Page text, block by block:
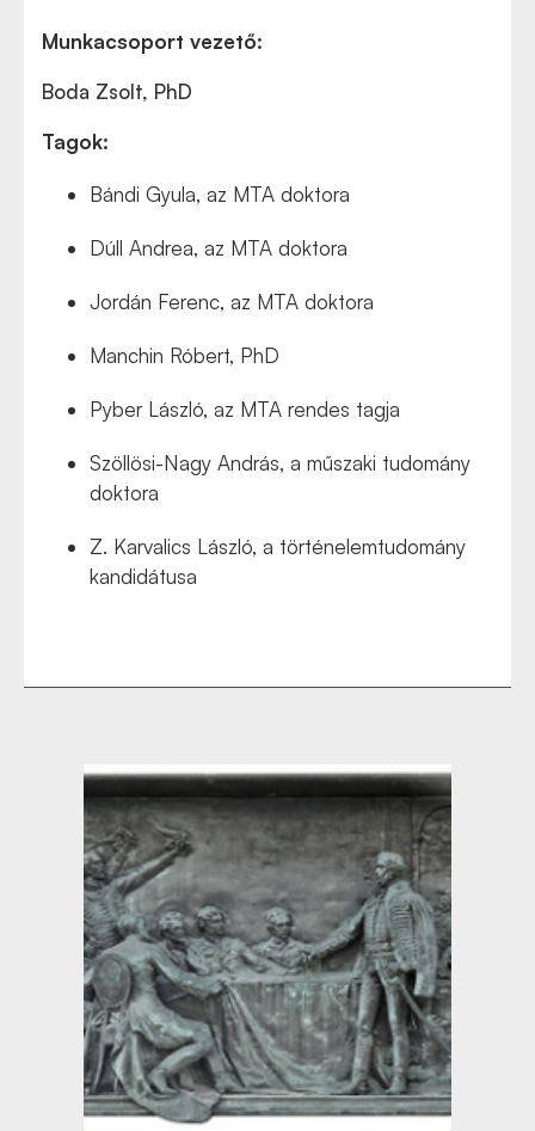
Munkacsoport vezető:
Boda Zsolt, PhD
Tagok:
Bándi Gyula, az MTA doktora
Dúll Andrea, az MTA doktora
Jordán Ferenc, az MTA doktora
Manchin Róbert, PhD
Pyber László, az MTA rendes tagja
Szöllösi-Nagy András, a műszaki tudomány
doktora
Z. Karvalics László, a történelemtudomány
kandidátusa